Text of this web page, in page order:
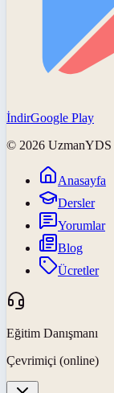
İndirGoogle Play
© 2026 UzmanYDS
Anasayfa
Dersler
Yorumlar
Blog
Ücretler
Eğitim Danışmanı
Çevrimiçi (online)